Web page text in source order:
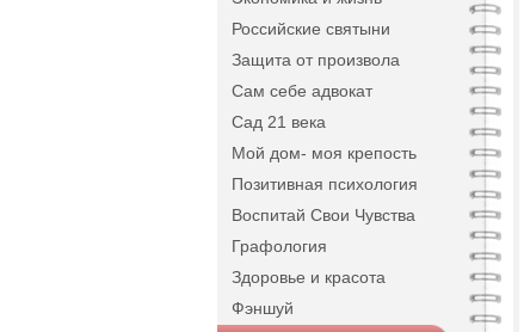
Российские святыни
Защита от произвола
Сам себе адвокат
Сад 21 века
Мой дом- моя крепость
Позитивная психология
Воспитай Свои Чувства
Графология
Здоровье и красота
Фэншуй